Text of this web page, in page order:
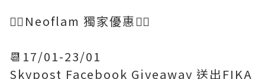
👇🏻Neoflam 獨家優惠👇🏻
📆17/01-23/01
Skypost Facebook Giveaway 送出FIKA